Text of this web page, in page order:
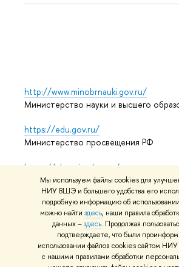
Мы используем файлы cookies для
НИУ ВШЭ и большего удобства его
подробную информацию об
можно найти здесь, наши правила
данных –здесь. Продолжая
подтверждаете, что были
использовании файлов cookies сайтом
с нашими правилами обработки
http://www.minobrnauki.gov.ru/
Министерство науки и высшего
https://edu.gov.ru/
Министерство просвещения РФ
https://elearning.hse.ru/mooc
Массовые открытые онлайн-курсы
© НИУ ВШЭ 1993–2026 Адреса и контакты
использования материаловПолитика
Карта сайта